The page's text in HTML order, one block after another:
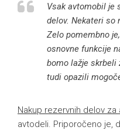
Vsak avtomobil je
delov. Nekateri so
Zelo pomembno
osnovne funkcije
bomo lažje skrbeli
tudi opazili
Nakup rezervnih delov za
avtodeli. Priporočeno je,